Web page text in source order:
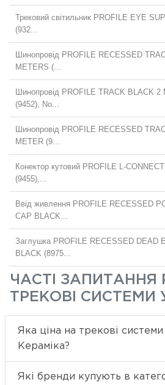
Трековий світильник PROFILE EYE
(932...
Шинопровід PROFILE RECESSED
METERS (...
Шинопровід PROFILE TRACK BLACK 2
(9452), No...
Шинопровід PROFILE RECESSED
METER (9...
Конектор кутовий PROFILE L-
(9455),...
Ввід живлення PROFILE RECESSED
CAP BLACK...
Заглушка PROFILE RECESSED DEAD
BLACK (8975...
ЧАСТІ ЗАПИТАННЯ
ТРЕКОВІ СИСТЕМИ
Яка ціна на трекові
Кераміка?
Які бренди купують в